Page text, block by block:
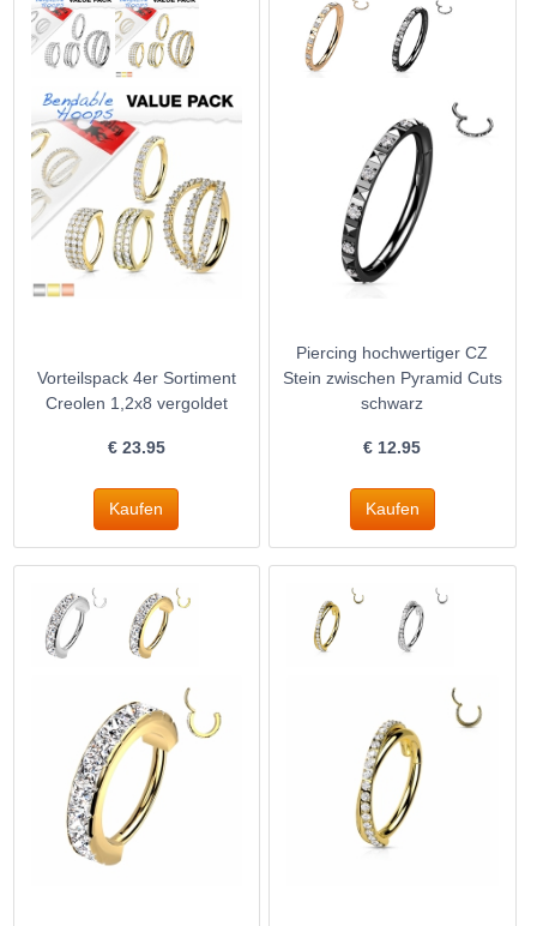
Vorteilspack 4er Sortiment
Creolen 1,2x8 vergoldet
€ 23.95
Piercing hochwertiger CZ
Stein zwischen Pyramid Cuts
schwarz
€ 12.95